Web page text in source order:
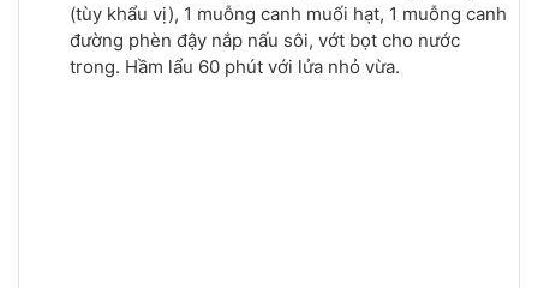
(tùy khẩu vị), 1 muỗng canh muối hạt, 1 muỗng canh
đường phèn đậy nắp nấu sôi, vớt bọt cho nước
trong. Hầm lẩu 60 phút với lửa nhỏ vừa.